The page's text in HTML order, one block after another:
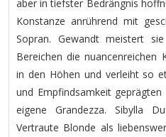
aber in tiefster Bedrängnis
Konstanze anrührend mit
Sopran. Gewandt meistert
Bereichen die nuancenreichen
in den Höhen und verleiht so
und Empfindsamkeit
eigene Grandezza. Sibylla
Vertraute Blonde als